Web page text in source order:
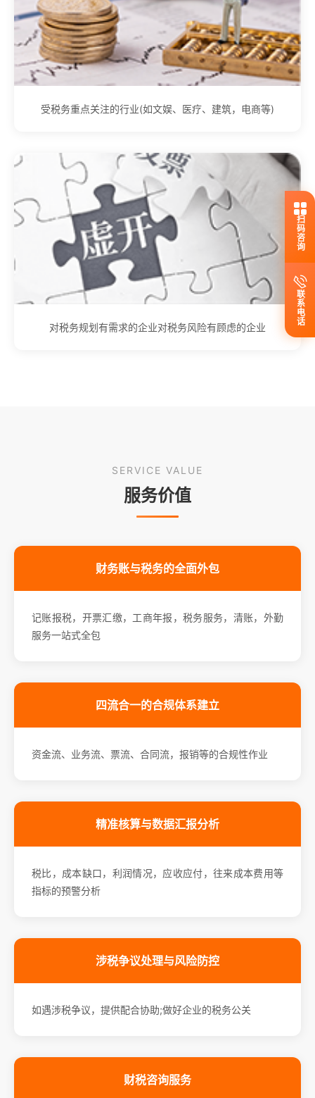
受税务重点关注的行业(如文娱、医疗、建筑，电商等)
对税务规划有需求的企业对税务风险有顾虑的企业
SERVICE VALUE
服务价值
财务账与税务的全面外包
记账报税，开票汇缴，工商年报，税务服务，清账，外勤
服务一站式全包
四流合一的合规体系建立
资金流、业务流、票流、合同流，报销等的合规性作业
精准核算与数据汇报分析
税比，成本缺口，利润情况，应收应付，往来成本费用等
指标的预警分析
涉税争议处理与风险防控
如遇涉税争议，提供配合协助;做好企业的税务公关
财税咨询服务
扫码咨询
联系电话